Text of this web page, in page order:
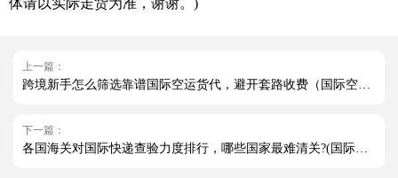
上一篇：
下一篇：